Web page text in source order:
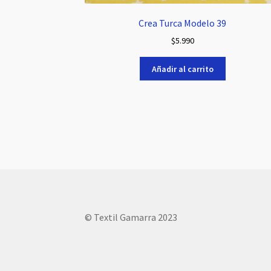
Crea Turca Modelo 39
$5.990
Añadir al carrito
© Textil Gamarra 2023